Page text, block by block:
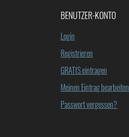
BENUTZER-KONTO
Login
Registrieren
GRATIS eintragen
Meinen Eintrag bearbeiten
Passwort vergessen?